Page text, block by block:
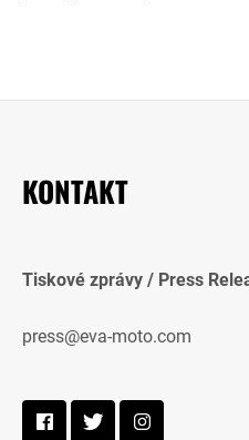
KONTAKT
Tiskové zprávy / Press
press@eva-moto.com